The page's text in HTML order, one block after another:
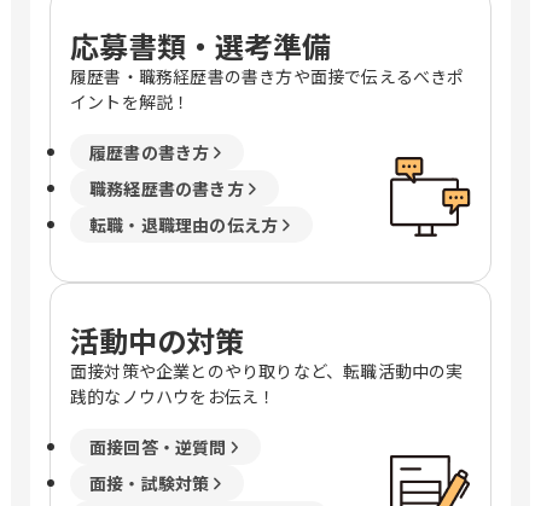
応募書類・選考準備
履歴書・職務経歴書の書き方や面接で伝えるべきポ
イントを解説！
履歴書の書き方
職務経歴書の書き方
転職・退職理由の伝え方
活動中の対策
面接対策や企業とのやり取りなど、転職活動中の実
践的なノウハウをお伝え！
面接回答・逆質問
面接・試験対策